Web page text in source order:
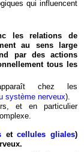
qui influencent
les relations de
au sens large
par des actions
tous les
chez les
système nerveux).
et en particulier
etcellules gliales)